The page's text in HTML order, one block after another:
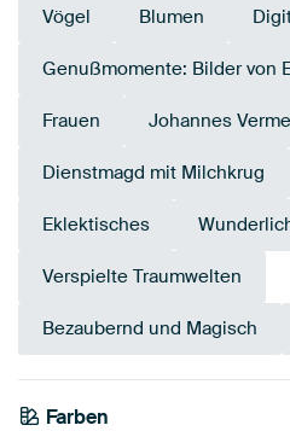
Vögel Blumen
Genußmomente: Bilder von
Frauen Johannes
Dienstmagd mit Milchkrug
Eklektisches
Verspielte Traumwelten
Bezaubernd und Magisch
Farben
Braun
Bronze
Anthrazit